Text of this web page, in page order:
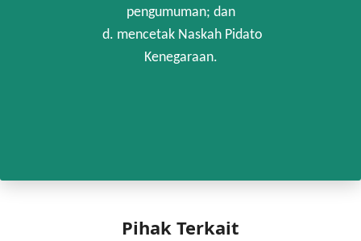
pengumuman; dan
d. mencetak Naskah Pidato
Kenegaraan.
Pihak Terkait